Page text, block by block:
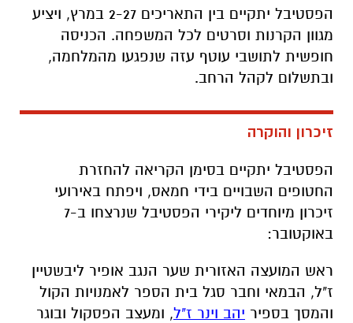
הפסטיבל יתקיים בין התאריכים 2-27 במרץ,
ויציע
מגוון הקרנות וסרטים לכל המשפחה. הכניסה
חופשית לתושבי עוטף עזה שנפגעו מהמלחמה,
ובתשלום לקהל הרחב.
זיכרון והוקרה
הפסטיבל יתקיים בסימן הקריאה להחזרת
החטופים השבויים בידי חמאס, ויפתח באירועי
זיכרון מיוחדים ליקירי הפסטיבל שנרצחו ב-7
באוקטובר:
ראש המועצה האזורית שער הנגב אופיר ליבשטיין
ז"ל, הבמאי וחבר סגל בית הספר לאמנויות הקול
והמסך בספיר יהב וינר ז"ל, ומעצב הפסקול ובוגר